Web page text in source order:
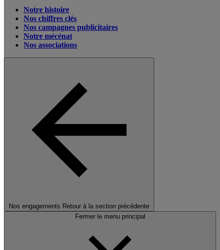
Notre histoire
Nos chiffres clés
Nos campagnes publicitaires
Notre mécénat
Nos associations
Nos engagements Retour à la section précédente
Fermer le menu principal